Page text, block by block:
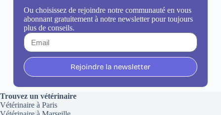
Ou choisissez de rejoindre notre communauté en vous
abonnant gratuitement à notre newsletter pour toujours
plus de conseils.
Rejoindre la newsletter
Trouvez un vétérinaire
Vétérinaire à Paris